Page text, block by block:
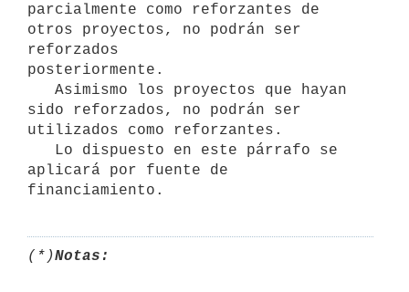
parcialmente como reforzantes de
otros proyectos, no podrán ser
reforzados
posteriormente.
sido reforzados, no podrán ser
utilizados como reforzantes.
aplicará por fuente de
(*)Notas: